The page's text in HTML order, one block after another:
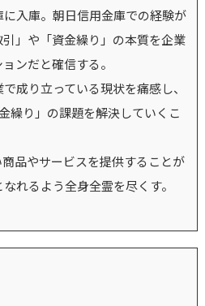
入庫。朝日信用金庫での経験が
」や「資金繰り」の本質を企業
ンだと確信する。
成り立っている現状を痛感し、
繰り」の課題を解決していくこ
品やサービスを提供することが
れるよう全身全霊を尽くす。